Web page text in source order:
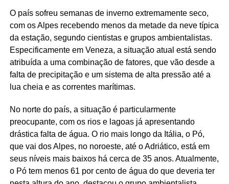
O país sofreu semanas de inverno extremamente seco,
com os Alpes recebendo menos da metade da neve típica
da estação, segundo cientistas e grupos ambientalistas.
Especificamente em Veneza, a situação atual está sendo
atribuída a uma combinação de fatores, que vão desde a
falta de precipitação e um sistema de alta pressão até a
lua cheia e as correntes marítimas.
No norte do país, a situação é particularmente
preocupante, com os rios e lagoas já apresentando
drástica falta de água. O rio mais longo da Itália, o Pó,
que vai dos Alpes, no noroeste, até o Adriático, está em
seus níveis mais baixos há cerca de 35 anos. Atualmente,
o Pó tem menos 61 por cento de água do que deveria ter